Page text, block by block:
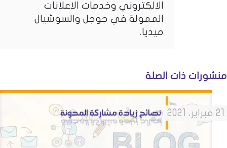
الالكتروني وخدمات الاعلانات
الممولة في جوجل والسوشيال
ميديا.
منشورات ذات الصلة
21 فبراير، 2021